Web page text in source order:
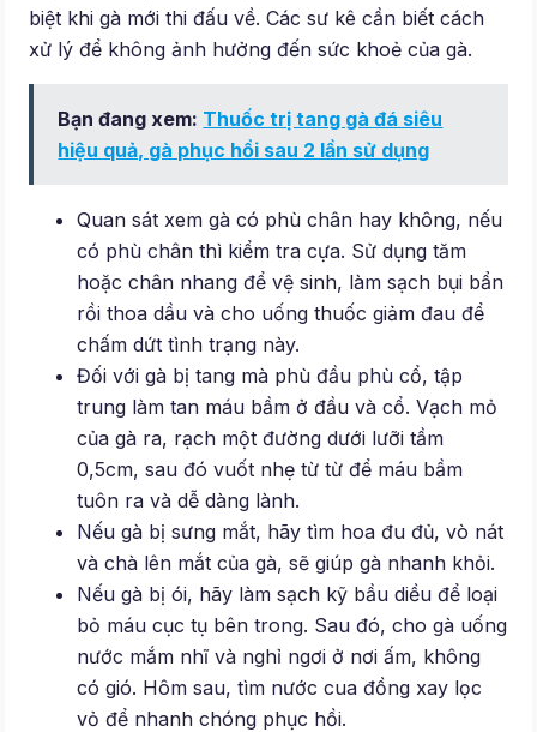
biệt khi gà mới thi đấu về. Các sư kê cần biết cách
xử lý để không ảnh hưởng đến sức khoẻ của gà.
Bạn đang xem: Thuốc trị tang gà đá siêu
hiệu quả, gà phục hồi sau 2 lần sử dụng
Quan sát xem gà có phù chân hay không, nếu
có phù chân thì kiểm tra cựa. Sử dụng tăm
hoặc chân nhang để vệ sinh, làm sạch bụi bẩn
rồi thoa dầu và cho uống thuốc giảm đau để
chấm dứt tình trạng này.
Đối với gà bị tang mà phù đầu phù cổ, tập
trung làm tan máu bầm ở đầu và cổ. Vạch mỏ
của gà ra, rạch một đường dưới lưỡi tầm
0,5cm, sau đó vuốt nhẹ từ từ để máu bầm
tuôn ra và dễ dàng lành.
Nếu gà bị sưng mắt, hãy tìm hoa đu đủ, vò nát
và chà lên mắt của gà, sẽ giúp gà nhanh khỏi.
Nếu gà bị ói, hãy làm sạch kỹ bầu diều để loại
bỏ máu cục tụ bên trong. Sau đó, cho gà uống
nước mắm nhĩ và nghỉ ngơi ở nơi ấm, không
có gió. Hôm sau, tìm nước cua đồng xay lọc
vỏ để nhanh chóng phục hồi.